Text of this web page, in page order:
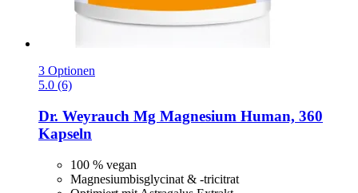
3 Optionen
5.0 (6)
Dr. Weyrauch Mg Magnesium Human, 360
Kapseln
100 % vegan
Magnesiumbisglycinat & -tricitrat